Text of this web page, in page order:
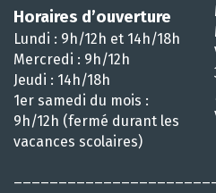
Horaires d’ouverture
Lundi : 9h/12h et 14h/18h
Mercredi : 9h/12h
Jeudi : 14h/18h
1er samedi du mois :
9h/12h (fermé durant les
vacances scolaires)